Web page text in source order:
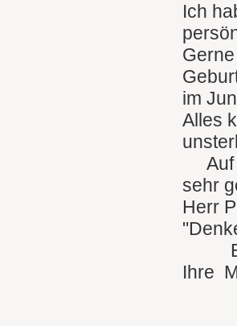
Ich
im
Alles
Auf
sehr
Herr
Ein
Ihre